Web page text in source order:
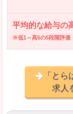
平均的な給与の
※低1～高5の5段階評価
「と
求人